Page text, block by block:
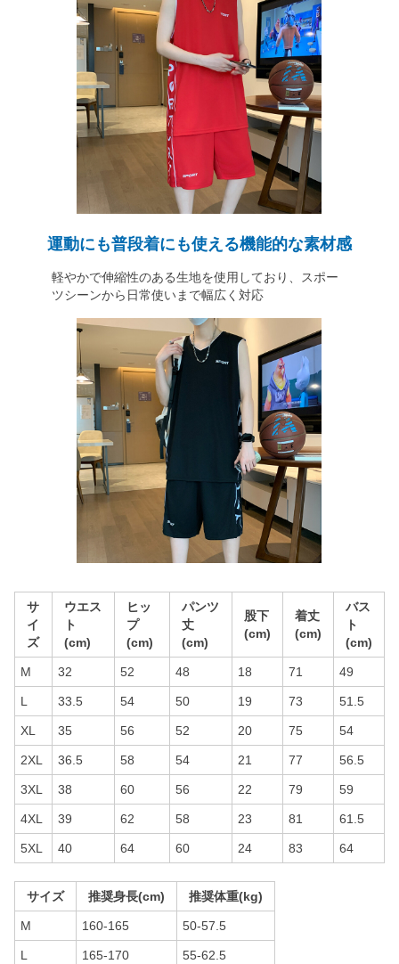
運動にも普段着にも使える機能的な素材感
軽やかで伸縮性のある生地を使用しており、スポー
ツシーンから日常使いまで幅広く対応
サ
イ
ズ
ウエス
ト
(cm)
ヒッ
プ
(cm)
パンツ
丈
(cm)
股下
(cm)
着丈
(cm)
バス
ト
(cm)
M 32 52 48 18 71 49
L 33.5 54 50 19 73 51.5
XL 35 56 52 20 75 54
2XL 36.5 58 54 21 77 56.5
3XL 38 60 56 22 79 59
4XL 39 62 58 23 81 61.5
5XL 40 64 60 24 83 64
サイズ 推奨身長(cm) 推奨体重(kg)
M 160-165 50-57.5
L 165-170 55-62.5